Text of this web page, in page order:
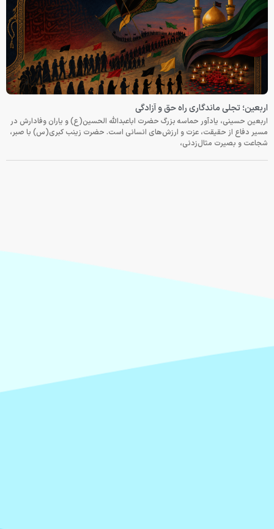
اربعین؛ تجلی ماندگاری راه حق و آزادگی
اربعین حسینی، یادآور حماسه بزرگ حضرت اباعبدالله الحسین(ع) و یاران وفادارش در
مسیر دفاع از حقیقت، عزت و ارزش‌های انسانی است. حضرت زینب کبری(س) با صبر،
شجاعت و بصیرت مثال‌زدنی،